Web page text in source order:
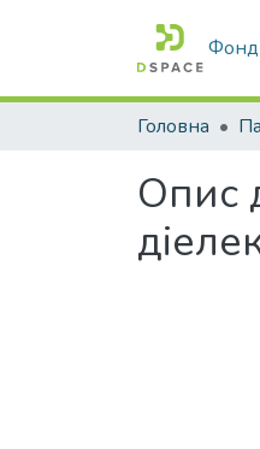
Головна
Опис